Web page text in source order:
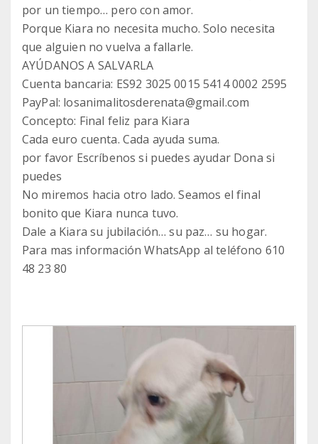
por un tiempo… pero con amor.
Porque Kiara no necesita mucho. Solo necesita
que alguien no vuelva a fallarle.
AYÚDANOS A SALVARLA
Cuenta bancaria: ES92 3025 0015 5414 0002 2595
PayPal: losanimalitosderenata@gmail.com
Concepto: Final feliz para Kiara
Cada euro cuenta. Cada ayuda suma.
por favor Escríbenos si puedes ayudar Dona si
puedes
No miremos hacia otro lado. Seamos el final
bonito que Kiara nunca tuvo.
Dale a Kiara su jubilación… su paz… su hogar.
Para mas información WhatsApp al teléfono 610
48 23 80